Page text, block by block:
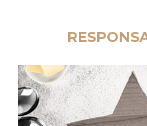
Valutiamo da sempre la
provenienza di tutti gli